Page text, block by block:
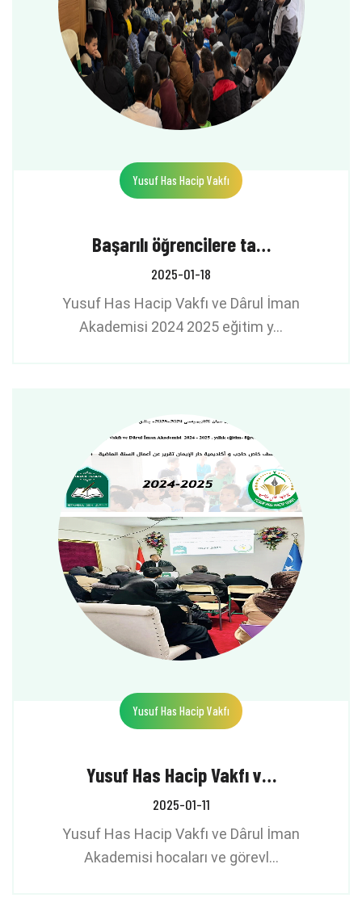
Yusuf Has Hacip Vakfı
Başarılı öğrencilere ta…
2025-01-18
Yusuf Has Hacip Vakfı ve Dârul İman
Akademisi 2024 2025 eğitim y…
Yusuf Has Hacip Vakfı
Yusuf Has Hacip Vakfı v…
2025-01-11
Yusuf Has Hacip Vakfı ve Dârul İman
Akademisi hocaları ve görevl…